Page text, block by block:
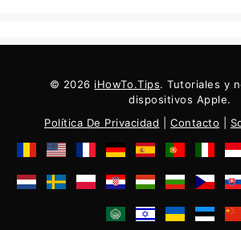
© 2026 iHowTo.Tips. Tutoriales y
dispositivos Apple.
Política De Privacidad
Contacto